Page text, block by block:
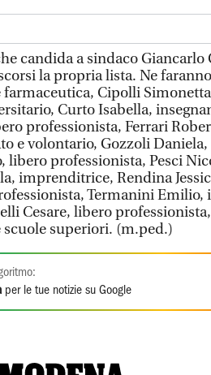
candida a sindaco Giancarlo
la propria lista. Ne
Cipolli
Curto Isabella,
professionista, Ferrari
e volontario, Gozzoli
libero professionista, Pesci
imprenditrice, Rendina
Termanini Emilio,
Cesare, libero
superiori. (m.ped.)
per le tue notizie su Google